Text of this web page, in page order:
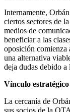
Internamente,
ciertos sectores de
medios de
beneficiar a las
oposición comienza
una alternativa
deja dudas debido
Vínculo
La cercanía de
sus socios de la